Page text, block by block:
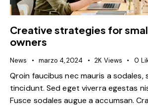
Creative strategies for
owners
News marzo 4, 2024 2K Views 0
Qroin faucibus nec mauris a sodales,
tincidunt. Sed eget viverra egestas
Fusce sodales augue a accumsan.